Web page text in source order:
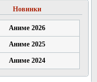
Новинки
Аниме 2026
Аниме 2025
Аниме 2024